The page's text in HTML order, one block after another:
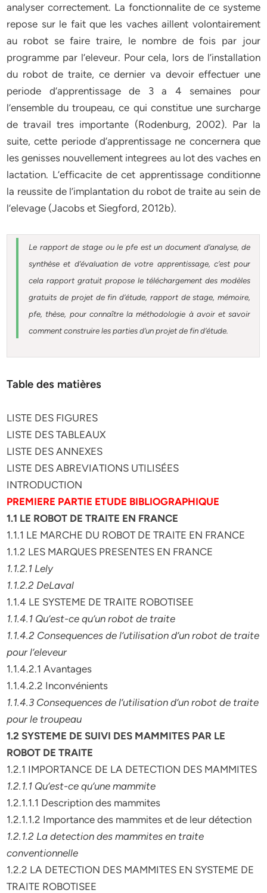
analyser correctement. La fonctionnalite de ce systeme
repose sur le fait que les vaches aillent volontairement
au robot se faire traire, le nombre de fois par jour
programme par l’eleveur. Pour cela, lors de l’installation
du robot de traite, ce dernier va devoir effectuer une
periode d’apprentissage de 3 a 4 semaines pour
l’ensemble du troupeau, ce qui constitue une surcharge
de travail tres importante (Rodenburg, 2002). Par la
suite, cette periode d’apprentissage ne concernera que
les genisses nouvellement integrees au lot des vaches en
lactation. L’efficacite de cet apprentissage conditionne
la reussite de l’implantation du robot de traite au sein de
l’elevage (Jacobs et Siegford, 2012b).
Le rapport de stage ou le pfe est un document d’analyse, de
synthèse et d’évaluation de votre apprentissage, c’est pour
cela rapport gratuit propose le téléchargement des modèles
gratuits de projet de fin d’étude, rapport de stage, mémoire,
pfe, thèse, pour connaître la méthodologie à avoir et savoir
comment construire les parties d’un projet de fin d’étude
Table des matières
LISTE DES FIGURES
LISTE DES TABLEAUX
LISTE DES ANNEXES
LISTE DES ABREVIATIONS UTILISÉES
INTRODUCTION
PREMIERE PARTIE ETUDE BIBLIOGRAPHIQUE
1.1 LE ROBOT DE TRAITE EN FRANCE
1.1.1 LE MARCHE DU ROBOT DE TRAITE EN FRANCE
1.1.2 LES MARQUES PRESENTES EN FRANCE
1.1.2.1 Lely
1.1.2.2 DeLaval
1.1.4 LE SYSTEME DE TRAITE ROBOTISEE
1.1.4.1 Qu’est-ce qu’un robot de traite
1.1.4.2 Consequences de l’utilisation d’un robot de traite
pour l’eleveur
1.1.4.2.1 Avantages
1.1.4.2.2 Inconvénients
1.1.4.3 Consequences de l’utilisation d’un robot de traite
pour le troupeau
1.2 SYSTEME DE SUIVI DES MAMMITES PAR LE
ROBOT DE TRAITE
1.2.1 IMPORTANCE DE LA DETECTION DES MAMMITES
1.2.1.1 Qu’est-ce qu’une mammite
1.2.1.1.1 Description des mammites
1.2.1.1.2 Importance des mammites et de leur détection
1.2.1.2 La detection des mammites en traite
conventionnelle
1.2.2 LA DETECTION DES MAMMITES EN SYSTEME DE
TRAITE ROBOTISEE